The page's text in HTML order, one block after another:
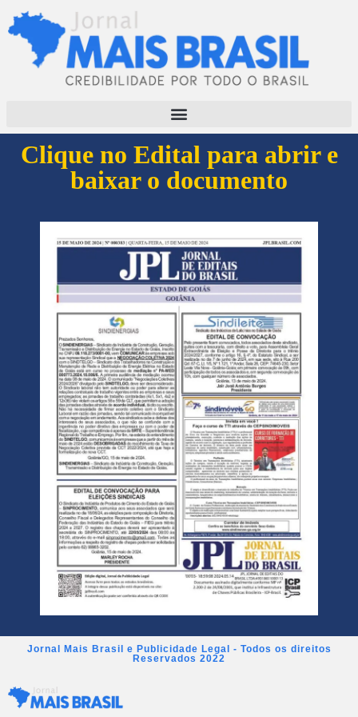
Clique no Edital para abrir e
baixar o documento
Jornal Mais Brasil e Publicidade Legal - Todos os direitos
Reservados 2022